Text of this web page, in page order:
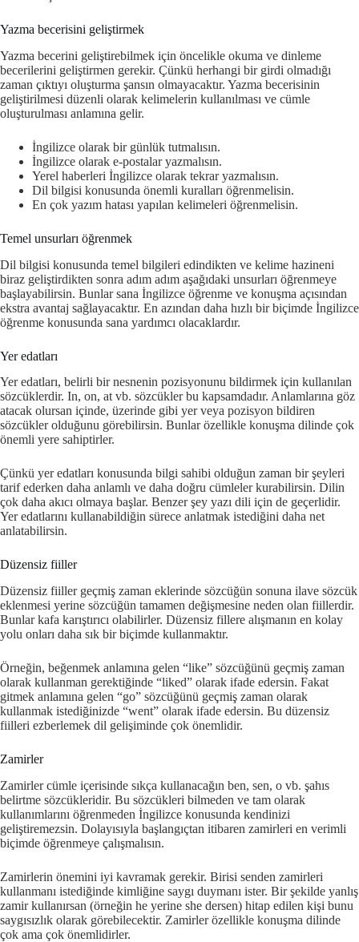
Yazma becerisini geliştirmek
Yazma becerini geliştirebilmek için öncelikle okuma ve dinleme
becerilerini geliştirmen gerekir. Çünkü herhangi bir girdi olmadığı
zaman çıktıyı oluşturma şansın olmayacaktır. Yazma becerisinin
geliştirilmesi düzenli olarak kelimelerin kullanılması ve cümle
oluşturulması anlamına gelir.
İngilizce olarak bir günlük tutmalısın.
İngilizce olarak e-postalar yazmalısın.
Yerel haberleri İngilizce olarak tekrar yazmalısın.
Dil bilgisi konusunda önemli kuralları öğrenmelisin.
En çok yazım hatası yapılan kelimeleri öğrenmelisin.
Temel unsurları öğrenmek
Dil bilgisi konusunda temel bilgileri edindikten ve kelime hazineni
biraz geliştirdikten sonra adım adım aşağıdaki unsurları öğrenmeye
başlayabilirsin. Bunlar sana İngilizce öğrenme ve konuşma açısından
ekstra avantaj sağlayacaktır. En azından daha hızlı bir biçimde İngilizce
öğrenme konusunda sana yardımcı olacaklardır.
Yer edatları
Yer edatları, belirli bir nesnenin pozisyonunu bildirmek için kullanılan
sözcüklerdir. In, on, at vb. sözcükler bu kapsamdadır. Anlamlarına göz
atacak olursan içinde, üzerinde gibi yer veya pozisyon bildiren
sözcükler olduğunu görebilirsin. Bunlar özellikle konuşma dilinde çok
önemli yere sahiptirler.
Çünkü yer edatları konusunda bilgi sahibi olduğun zaman bir şeyleri
tarif ederken daha anlamlı ve daha doğru cümleler kurabilirsin. Dilin
çok daha akıcı olmaya başlar. Benzer şey yazı dili için de geçerlidir.
Yer edatlarını kullanabildiğin sürece anlatmak istediğini daha net
anlatabilirsin.
Düzensiz fiiller
Düzensiz fiiller geçmiş zaman eklerinde sözcüğün sonuna ilave sözcük
eklenmesi yerine sözcüğün tamamen değişmesine neden olan fiillerdir.
Bunlar kafa karıştırıcı olabilirler. Düzensiz fillere alışmanın en kolay
yolu onları daha sık bir biçimde kullanmaktır.
Örneğin, beğenmek anlamına gelen “like” sözcüğünü geçmiş zaman
olarak kullanman gerektiğinde “liked” olarak ifade edersin. Fakat
gitmek anlamına gelen “go” sözcüğünü geçmiş zaman olarak
kullanmak istediğinizde “went” olarak ifade edersin. Bu düzensiz
fiilleri ezberlemek dil gelişiminde çok önemlidir.
Zamirler
Zamirler cümle içerisinde sıkça kullanacağın ben, sen, o vb. şahıs
belirtme sözcükleridir. Bu sözcükleri bilmeden ve tam olarak
kullanımlarını öğrenmeden İngilizce konusunda kendinizi
geliştiremezsin. Dolayısıyla başlangıçtan itibaren zamirleri en verimli
biçimde öğrenmeye çalışmalısın.
Zamirlerin önemini iyi kavramak gerekir. Birisi senden zamirleri
kullanmanı istediğinde kimliğine saygı duymanı ister. Bir şekilde yanlış
zamir kullanırsan (örneğin he yerine she dersen) hitap edilen kişi bunu
saygısızlık olarak görebilecektir. Zamirler özellikle konuşma dilinde
çok ama çok önemlidirler.